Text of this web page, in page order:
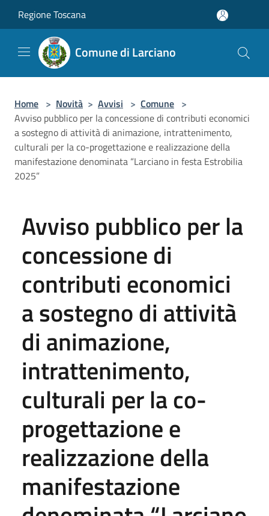
Regione Toscana
Comune di Larciano
Home > Novità > Avvisi > Comune >
Avviso pubblico per la concessione di contributi economici
a sostegno di attività di animazione, intrattenimento,
culturali per la co-progettazione e realizzazione della
manifestazione denominata “Larciano in festa Estrobilia
2025”
Avviso pubblico per la
concessione di
contributi economici
a sostegno di attività
di animazione,
intrattenimento,
culturali per la co-
progettazione e
realizzazione della
manifestazione